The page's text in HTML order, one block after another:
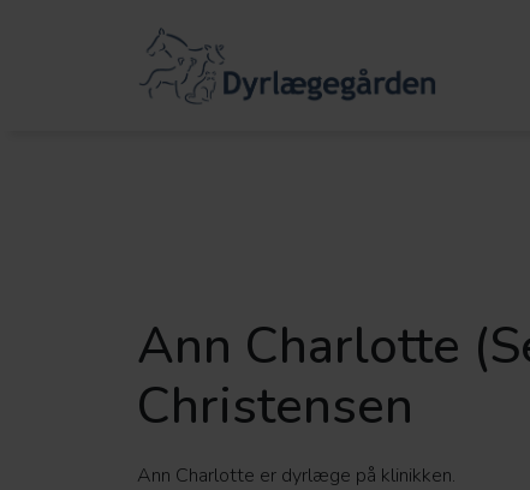
Ann Charlotte
Christensen
Ann Charlotte er dyrlæge på klinikken.